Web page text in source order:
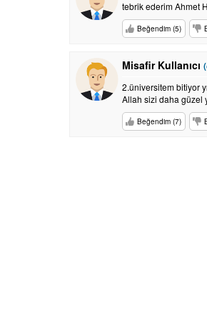
tebrik ederim Ahmet
Beğendim (5)
Misafir Kullanıcı
2.üniversitem bitiyor
Allah sizi daha güzel
Beğendim (7)